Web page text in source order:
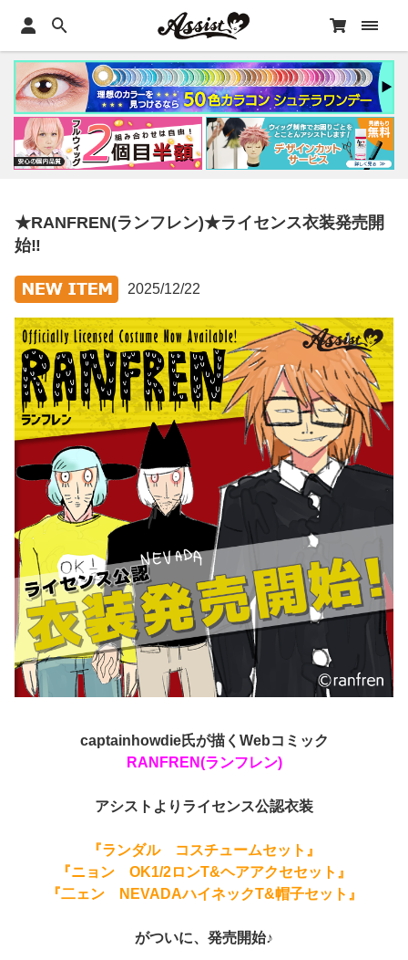
★RANFREN(ランフレン)★ライセンス衣装発売開
始‼
2025/12/22
captainhowdie氏が描くWebコミック
RANFREN(ランフレン)
アシストよりライセンス公認衣装
『ランダル コスチュームセット』
『ニョン OK1/2ロンT&ヘアアクセセット』
『二ェン NEVADAハイネックT&帽子セット』
がついに、発売開始♪